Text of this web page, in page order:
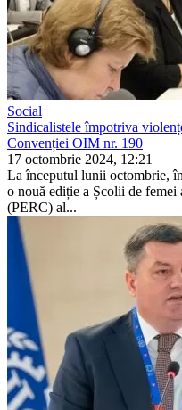
Social
Sindicalistele împotriva
Convenției OIM nr. 190
17 octombrie 2024, 12:21
La începutul lunii octombrie,
o nouă ediție a Școlii de
(PERC) al...